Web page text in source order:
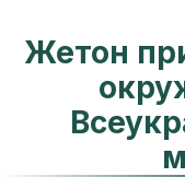
Жетон